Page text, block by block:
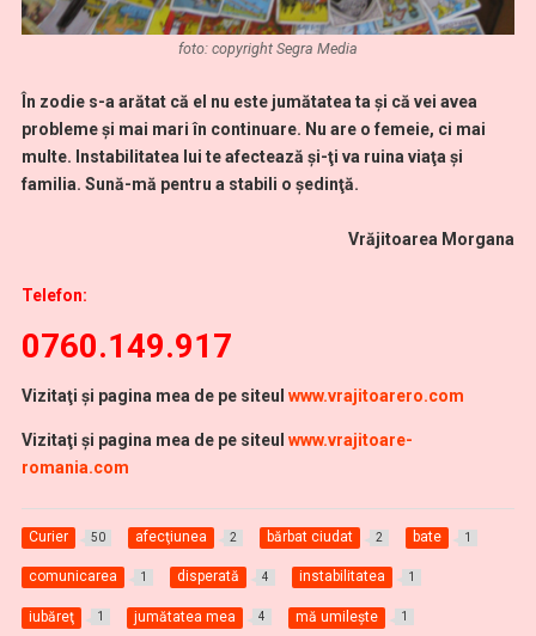
foto: copyright Segra Media
În zodie s-a arătat că el nu este jumătatea ta şi că vei avea
probleme şi mai mari în continuare. Nu are o femeie, ci mai
multe. Instabilitatea lui te afectează şi-ţi va ruina viaţa şi
familia. Sună-mă pentru a stabili o şedinţă.
Vrăjitoarea Morgana
Telefon:
0760.149.917
Vizitaţi şi pagina mea de pe siteul www.vrajitoarero.com
Vizitaţi şi pagina mea de pe siteul www.vrajitoare-
romania.com
Curier 50 afecţiunea 2 bărbat ciudat 2 bate 1
comunicarea 1 disperată 4 instabilitatea 1
iubăreţ 1 jumătatea mea 4 mă umileşte 1